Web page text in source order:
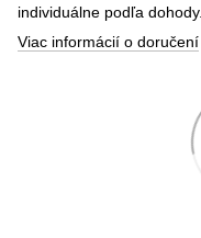
individuálne podľa dohody.
Viac informácií o doručení